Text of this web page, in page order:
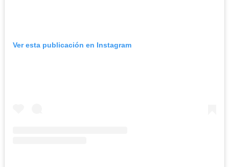
Ver esta publicación en Instagram